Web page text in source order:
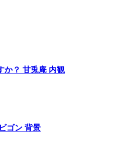
か？ 甘兎庵 内観
ゴン 背景